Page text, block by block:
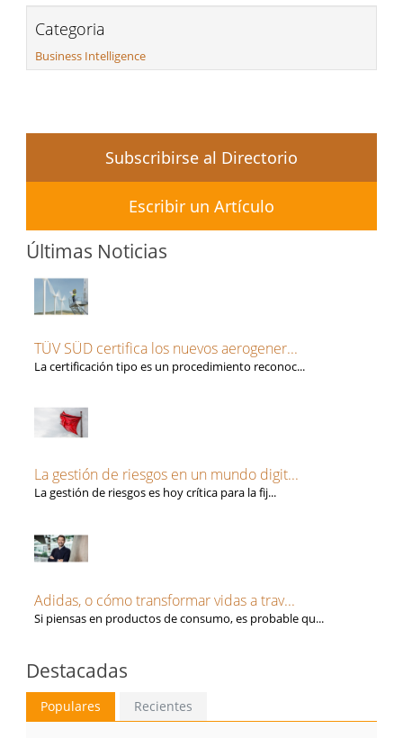
Categoria
Business Intelligence
Subscribirse al Directorio
Escribir un Artículo
Últimas Noticias
TÜV SÜD certifica los nuevos aerogener...
La certificación tipo es un procedimiento reconoc...
La gestión de riesgos en un mundo digit...
La gestión de riesgos es hoy crítica para la fij...
Adidas, o cómo transformar vidas a trav...
Si piensas en productos de consumo, es probable qu...
Destacadas
Populares Recientes